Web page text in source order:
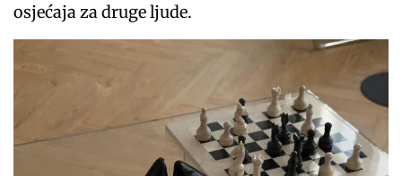
osjećaja za druge ljude.